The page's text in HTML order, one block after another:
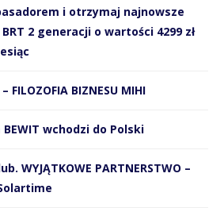
i otrzymaj najnowsze
2 generacji o wartości 4299 zł
– FILOZOFIA BIZNESU MIHI
wchodzi do Polski
WYJĄTKOWE PARTNERSTWO –